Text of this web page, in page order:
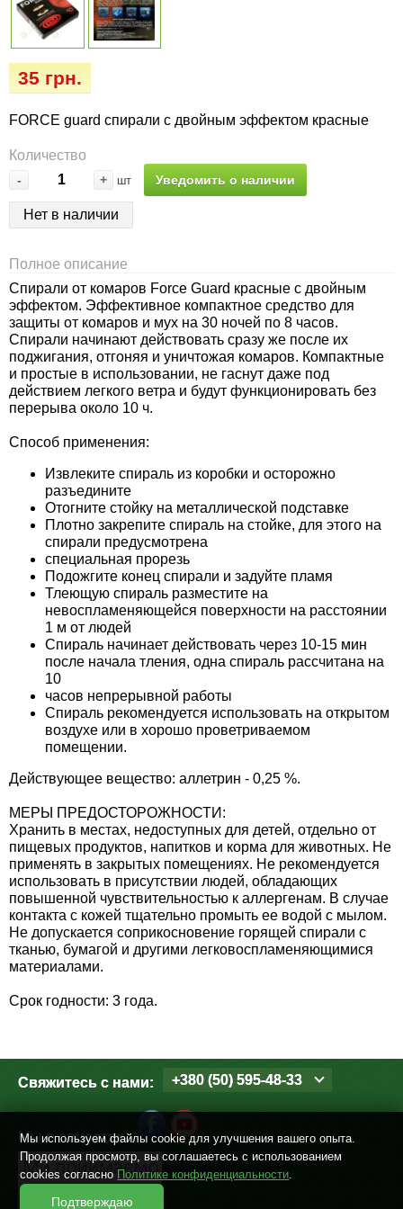
35 грн.
FORCE guard спирали с двойным эффектом красные
Количество
- + шт Уведомить о наличии
Нет в наличии
Полное описание
Спирали от комаров Force Guard красные с двойным
эффектом. Эффективное компактное средство для
защиты от комаров и мух на 30 ночей по 8 часов.
Спирали начинают действовать сразу же после их
поджигания, отгоняя и уничтожая комаров. Компактные
и простые в использовании, не гаснут даже под
действием легкого ветра и будут функционировать без
перерыва около 10 ч.
Способ применения:
Извлеките спираль из коробки и осторожно
разъедините
Отогните стойку на металлической подставке
Плотно закрепите спираль на стойке, для этого на
спирали предусмотрена
специальная прорезь
Подожгите конец спирали и задуйте пламя
Тлеющую спираль разместите на
невоспламеняющейся поверхности на расстоянии
1 м от людей
Спираль начинает действовать через 10-15 мин
после начала тления, одна спираль рассчитана на
10
часов непрерывной работы
Спираль рекомендуется использовать на открытом
воздухе или в хорошо проветриваемом
помещении.
Действующее вещество: аллетрин - 0,25 %.
МЕРЫ ПРЕДОСТОРОЖНОСТИ:
Хранить в местах, недоступных для детей, отдельно от
пищевых продуктов, напитков и корма для животных. Не
применять в закрытых помещениях. Не рекомендуется
использовать в присутствии людей, обладающих
повышенной чувствительностью к аллергенам. В случае
контакта с кожей тщательно промыть ее водой с мылом.
Не допускается соприкосновение горящей спирали с
тканью, бумагой и другими легковоспламеняющимися
материалами.
Срок годности: 3 года.
Свяжитесь с нами: +380 (50) 595-48-33
Мы в соцсетях
Семена перца
Семена петрушки
Семена редиса
Семена редьки
Семена свеклы
Семена сельдерея
Семена сидератов
Семена томатов
Семена газонной травы
Семена тыквы, патиссона
Семена укропа
Семена фасоли
Семена цветов
Семена шпината
Семена щавеля
Элитные семена в банках
Удобрения «Сударушка», «Рязаночка»
Удобрения «Чистый лист» кристаллические
100 г
Удобрения «Чистый лист» кристаллические
300 г
Удобрения «Чистый лист» в палочках
Опрыскиватели
Горшки для цветов, кашпо
Тенты
Средства защиты от колорадского жука
клопов, блох, домашних и садовых муравьев
Средства защиты от комаров, москитов,
клещей, ос, мошек, слепней
Средства защиты от мух
Средства защиты от капустницы
Средства защиты от кротов
Средства защиты от грызунов
Препараты для септиков, выгребных ям и
дачных туалетов, биодеструкторы
Хозяйственные товары
Средства защиты растений
Купить семена - хиты продаж
Архив
Мы используем файлы cookie для улучшения вашего опыта.
Продолжая просмотр, вы соглашаетесь с использованием
cookies согласно Политике конфиденциальности.
Подтверждаю